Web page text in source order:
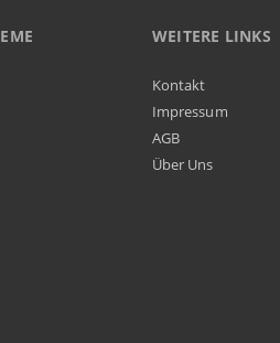
WEITERE LINKS
Kontakt
Impressum
AGB
Über Uns